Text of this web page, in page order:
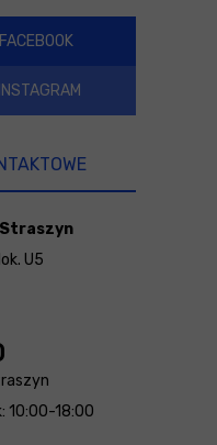
U5
10:00-18:00